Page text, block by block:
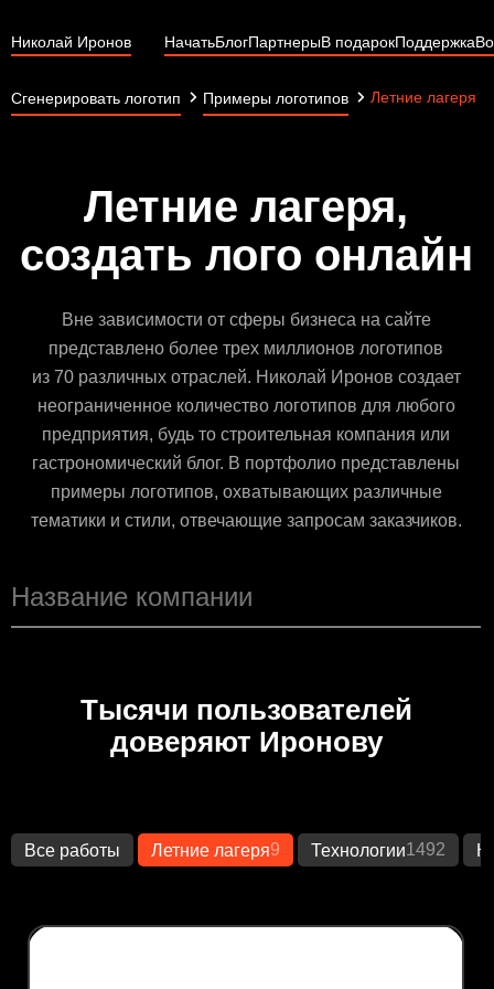
Николай Иронов НачатьБлогПартнерыВ подарокПоддержка
Сгенерировать логотип Примеры логотипов Летние лагеря
Летние лагеря,
создать лого онлайн
Вне зависимости от сферы бизнеса на сайте
представлено более трех миллионов логотипов
из 70 различных отраслей. Николай Иронов создает
неограниченное количество логотипов для любого
предприятия, будь то строительная компания или
гастрономический блог. В портфолио представлены
примеры логотипов, охватывающих различные
тематики и стили, отвечающие запросам заказчиков.
Тысячи пользователей
доверяют Иронову
Все работы Летние лагеря9 Технологии1492